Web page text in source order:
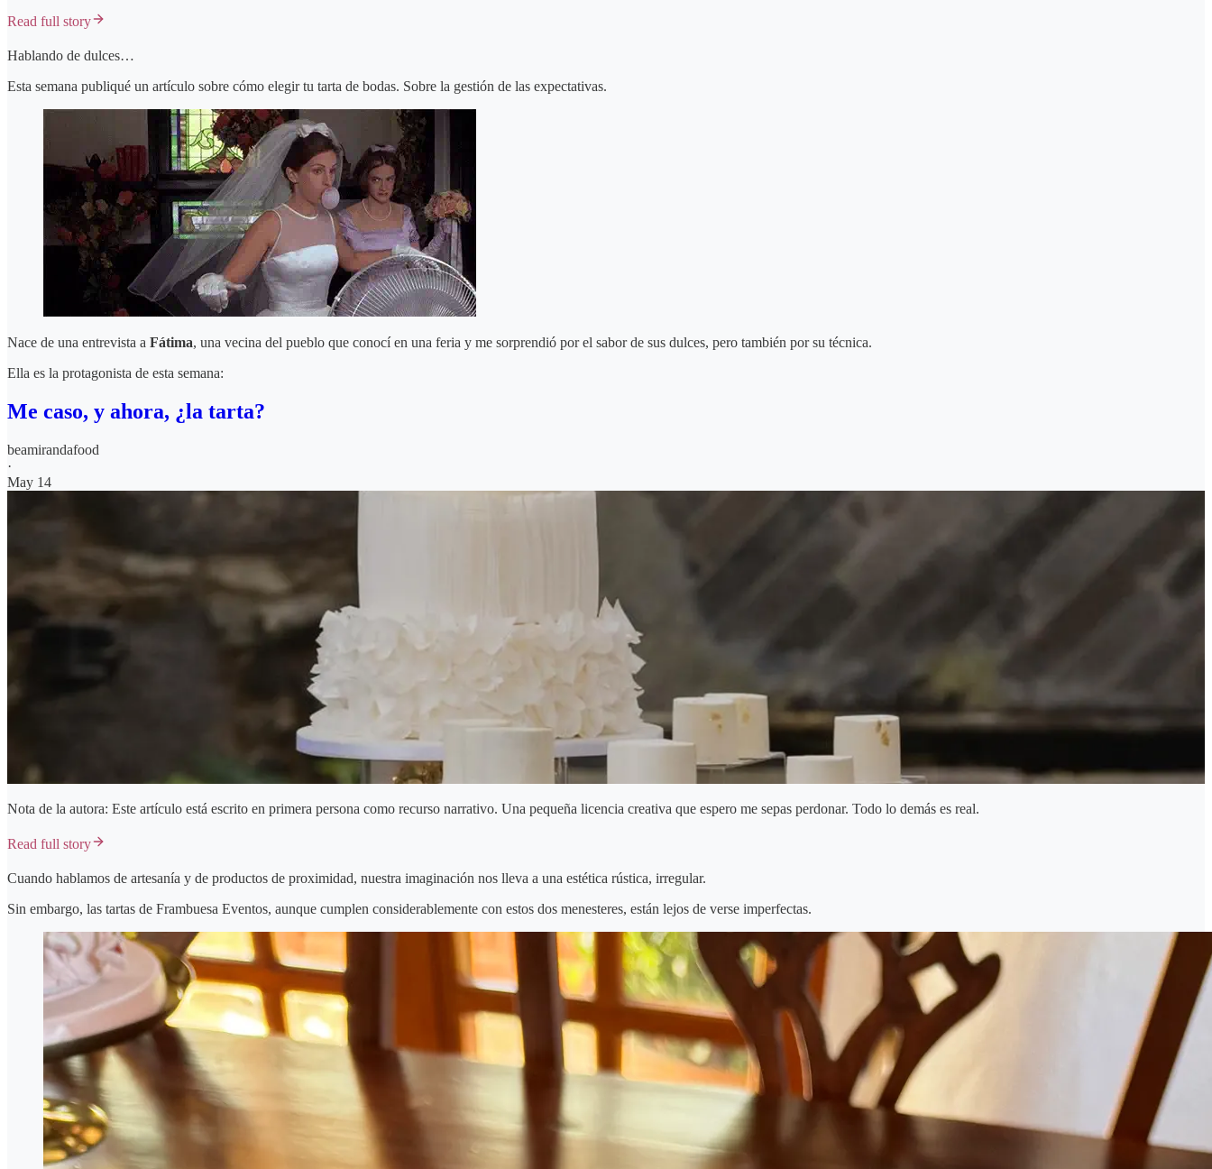
Read full story
Hablando de dulces…
Esta semana publiqué un artículo sobre cómo elegir tu tarta de bodas. Sobre la gestión de las expectativas.
Nace de una entrevista a Fátima, una vecina del pueblo que conocí en una feria y me sorprendió por el sabor de sus dulces, pero también por su técnica.
Ella es la protagonista de esta semana:
Me caso, y ahora, ¿la tarta?
beamirandafood
·
May 14
Nota de la autora: Este artículo está escrito en primera persona como recurso narrativo. Una pequeña licencia creativa que espero me sepas perdonar. Todo lo demás es real.
Read full story
Cuando hablamos de artesanía y de productos de proximidad, nuestra imaginación nos lleva a una estética rústica, irregular.
Sin embargo, las tartas de Frambuesa Eventos, aunque cumplen considerablemente con estos dos menesteres, están lejos de verse imperfectas.